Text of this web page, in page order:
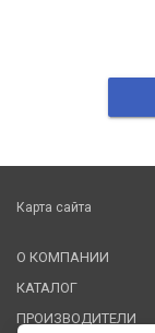
Карта сайта
О КОМПАНИИ
КАТАЛОГ
ПРОИЗВОДИТЕЛИ